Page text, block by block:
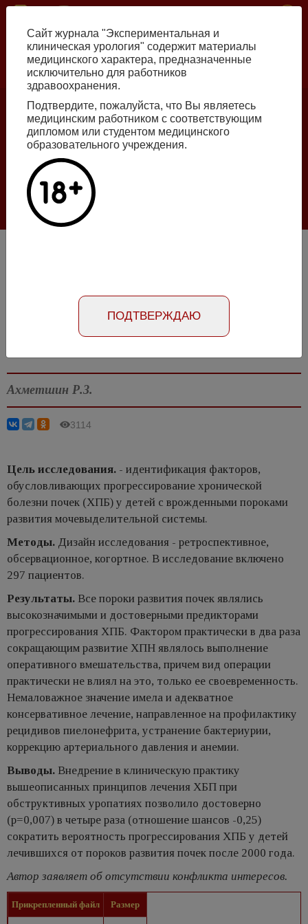
Перейти
основному
содержанию
Номер №2, 2026
Галлюцинации больших языковых моделей
в клинической урологии
Статья на русском
Ахметшин Р.З.
3114
Цель исследования. - идентификация факторов,
обусловливающих прогрессирование хронической
болезни почек (ХПБ) у детей с врожденными пороками
развития мочевыделительной системы.
Методы. Дизайн исследования - ретроспективное,
обсервационное, когортное. В исследование включено
297 пациентов.
Результаты. Все пороки развития почек являлись
высокозначимыми и достоверными предикторами
прогрессирования ХПБ. Фактором практически в два раза
сокращающим развитие ХПН являлось выполнение
оперативного вмешательства, причем вид операции
практически не влиял на это, только ее своевременность.
Немаловажное значение имела и адекватное
консервативное лечение, направленное на профилактику
рецидивов пиелонефрита, устранение бактериурии,
коррекцию артериального давления и анемии.
Выводы. Внедрение в клиническую практику
вышеописанных принципов лечения ХБП при
обструктивных уропатиях позволило достоверно
(р=0,007) в четыре раза (отношение шансов -0,25)
сократить вероятность прогрессирования ХПБ у детей
лечившихся от пороков развития почек после 2000 года.
Автор заявляет об отсутствии конфликта интересов.
Прикрепленный файл
Размер
Сайт журнала "Экспериментальная и
клиническая урология" содержит материалы
медицинского характера, предназначенные
исключительно для работников
здравоохранения.
Подтвердите, пожалуйста, что Вы являетесь
медицинским работником с соответствующим
дипломом или студентом медицинского
образовательного учреждения.
ПОДТВЕРЖДАЮ